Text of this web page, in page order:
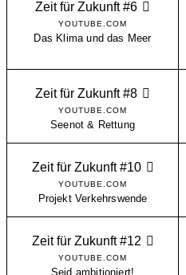
Zeit für Zukunft #6
YOUTUBE.COM
Das Klima und das Meer
Zeit für Zukunft #8
YOUTUBE.COM
Seenot & Rettung
Zeit für Zukunft #10
YOUTUBE.COM
Projekt Verkehrswende
Zeit für Zukunft #12
YOUTUBE.COM